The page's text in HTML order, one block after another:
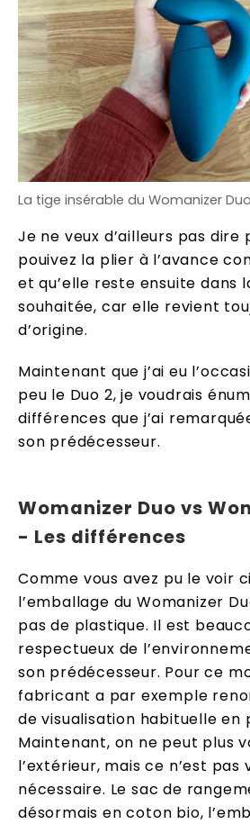
La tige insérable du Womanizer
Je ne veux d’ailleurs pas dire
pouivez la plier à l’avance
et qu’elle reste ensuite dans
souhaitée, car elle revient
d’origine.
Maintenant que j’ai eu
peu le Duo 2, je voudrais
différences que j’ai
son prédécesseur.
Womanizer Duo vs
- Les différences
Comme vous avez pu le voir
l’emballage du Womanizer
pas de plastique. Il est
respectueux de
son prédécesseur. Pour ce
fabricant a par exemple
de visualisation habituelle en
Maintenant, on ne peut plus
l’extérieur, mais ce n’est pas
nécessaire. Le sac de
désormais en coton bio,